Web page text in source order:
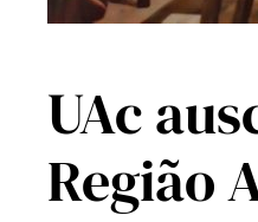
UAc
Região